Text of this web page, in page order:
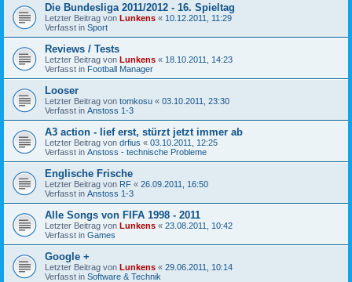
Die Bundesliga 2011/2012 - 16. Spieltag
Letzter Beitrag von Lunkens « 10.12.2011, 11:29
Verfasst in Sport
Reviews / Tests
Letzter Beitrag von Lunkens « 18.10.2011, 14:23
Verfasst in Football Manager
Looser
Letzter Beitrag von tomkosu « 03.10.2011, 23:30
Verfasst in Anstoss 1-3
A3 action - lief erst, stürzt jetzt immer ab
Letzter Beitrag von drfius « 03.10.2011, 12:25
Verfasst in Anstoss - technische Probleme
Englische Frische
Letzter Beitrag von RF « 26.09.2011, 16:50
Verfasst in Anstoss 1-3
Alle Songs von FIFA 1998 - 2011
Letzter Beitrag von Lunkens « 23.08.2011, 10:42
Verfasst in Games
Google +
Letzter Beitrag von Lunkens « 29.06.2011, 10:14
Verfasst in Software & Technik